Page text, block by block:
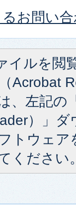
お問い
イルを閲
Acrobat
、左記の
）」
トウェア
ください